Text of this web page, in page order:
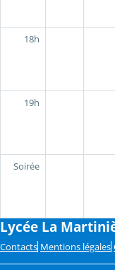
18h
19h
Soirée
Lycée La
Contacts Mentions légales